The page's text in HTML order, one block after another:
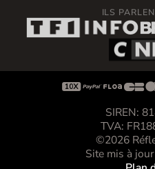
ILS

SIREN:
TVA:
©2026
Site mis à